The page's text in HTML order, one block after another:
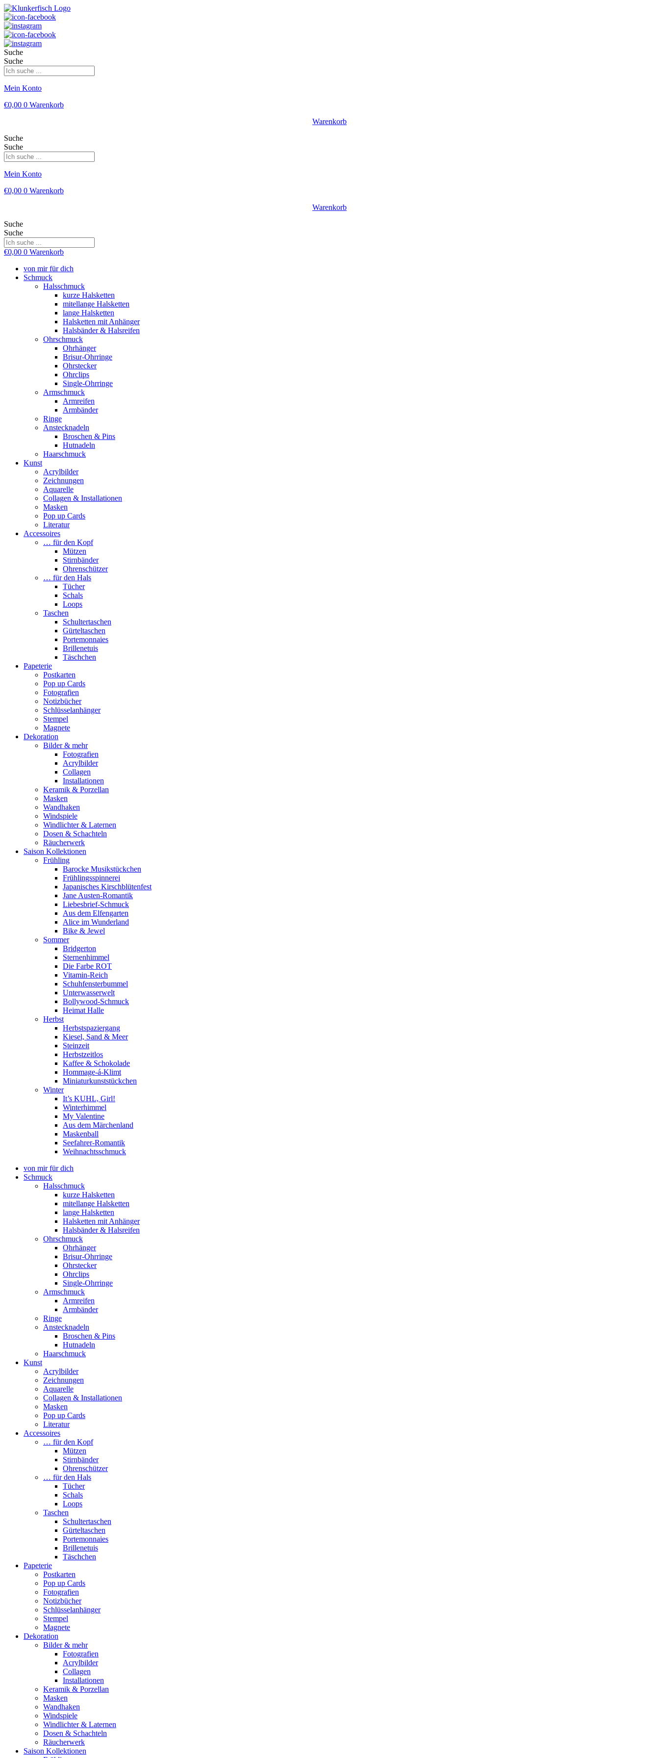
Suche
Suche
Mein Konto
€0,00 0 Warenkorb
Warenkorb
Suche
Suche
Mein Konto
€0,00 0 Warenkorb
Warenkorb
Suche
Suche
€0,00 0 Warenkorb
von mir für dich
Schmuck
Halsschmuck
kurze Halsketten
mitellange Halsketten
lange Halsketten
Halsketten mit Anhänger
Halsbänder & Halsreifen
Ohrschmuck
Ohrhänger
Brisur-Ohrringe
Ohrstecker
Ohrclips
Single-Ohrringe
Armschmuck
Armreifen
Armbänder
Ringe
Anstecknadeln
Broschen & Pins
Hutnadeln
Haarschmuck
Kunst
Acrylbilder
Zeichnungen
Aquarelle
Collagen & Installationen
Masken
Pop up Cards
Literatur
Accessoires
… für den Kopf
Mützen
Stirnbänder
Ohrenschützer
… für den Hals
Tücher
Schals
Loops
Taschen
Schultertaschen
Gürteltaschen
Portemonnaies
Brillenetuis
Täschchen
Papeterie
Postkarten
Pop up Cards
Fotografien
Notizbücher
Schlüsselanhänger
Stempel
Magnete
Dekoration
Bilder & mehr
Fotografien
Acrylbilder
Collagen
Installationen
Keramik & Porzellan
Masken
Wandhaken
Windspiele
Windlichter & Laternen
Dosen & Schachteln
Räucherwerk
Saison Kollektionen
Frühling
Barocke Musikstückchen
Frühlingsspinnerei
Japanisches Kirschblütenfest
Jane Austen-Romantik
Liebesbrief-Schmuck
Aus dem Elfengarten
Alice im Wunderland
Bike & Jewel
Sommer
Bridgerton
Sternenhimmel
Die Farbe ROT
Vitamin-Reich
Schuhfensterbummel
Unterwasserwelt
Bollywood-Schmuck
Heimat Halle
Herbst
Herbstspaziergang
Kiesel, Sand & Meer
Steinzeit
Herbstzeitlos
Kaffee & Schokolade
Hommage-á-Klimt
Miniaturkunststückchen
Winter
It’s KUHL, Girl!
Winterhimmel
My Valentine
Aus dem Märchenland
Maskenball
Seefahrer-Romantik
Weihnachtsschmuck
von mir für dich
Schmuck
Halsschmuck
kurze Halsketten
mitellange Halsketten
lange Halsketten
Halsketten mit Anhänger
Halsbänder & Halsreifen
Ohrschmuck
Ohrhänger
Brisur-Ohrringe
Ohrstecker
Ohrclips
Single-Ohrringe
Armschmuck
Armreifen
Armbänder
Ringe
Anstecknadeln
Broschen & Pins
Hutnadeln
Haarschmuck
Kunst
Acrylbilder
Zeichnungen
Aquarelle
Collagen & Installationen
Masken
Pop up Cards
Literatur
Accessoires
… für den Kopf
Mützen
Stirnbänder
Ohrenschützer
… für den Hals
Tücher
Schals
Loops
Taschen
Schultertaschen
Gürteltaschen
Portemonnaies
Brillenetuis
Täschchen
Papeterie
Postkarten
Pop up Cards
Fotografien
Notizbücher
Schlüsselanhänger
Stempel
Magnete
Dekoration
Bilder & mehr
Fotografien
Acrylbilder
Collagen
Installationen
Keramik & Porzellan
Masken
Wandhaken
Windspiele
Windlichter & Laternen
Dosen & Schachteln
Räucherwerk
Saison Kollektionen